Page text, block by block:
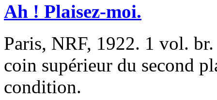
‎Ah ! Plaisez-moi.‎
‎Paris, NRF, 1922. 1 vol.
coin supérieur du second
condition. ‎